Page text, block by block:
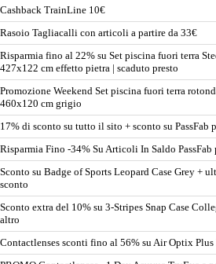
Cashback TrainLine 10€
Rasoio Tagliacalli con articoli a partire da 33€
Risparmia fino al 22% su Set piscina fuori terra
427x122 cm effetto pietra | scaduto presto
Promozione Weekend Set piscina fuori terra
460x120 cm grigio
17% di sconto su tutto il sito + sconto su PassFab
Risparmia Fino -34% Su Articoli In Saldo PassFab
Sconto su Badge of Sports Leopard Case Grey +
sconto
Sconto extra del 10% su 3-Stripes Snap Case
altro
Contactlenses sconti fino al 56% su Air Optix